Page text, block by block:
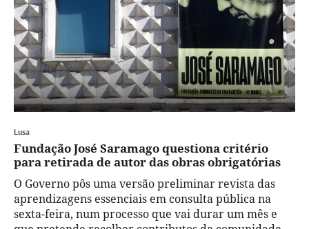
Lusa
Fundação José Saramago questiona critério
para retirada de autor das obras obrigatórias
O Governo pôs uma versão preliminar revista das
aprendizagens essenciais em consulta pública na
sexta-feira, num processo que vai durar um mês e